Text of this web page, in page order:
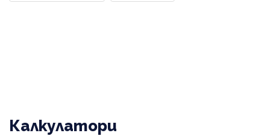
Калкулатори